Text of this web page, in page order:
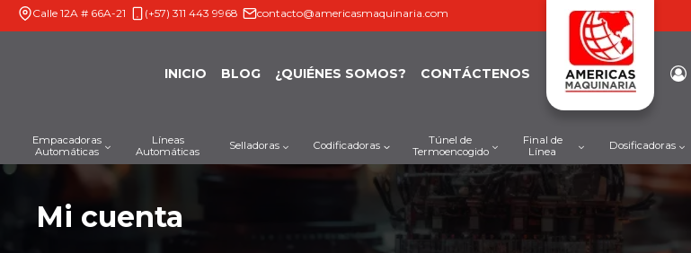
Saltar
al
Calle 12A # 66A-21 (+57) 311 443 9968 contacto@americasmaquinaria.com
INICIO BLOG ¿QUIÉNES SOMOS? CONTÁCTENOS
Empacadoras
Automáticas
Líneas
Automáticas
Selladoras Codificadoras
Túnel de
Termoencogido
Final de
Línea
Dosificadoras
Mi cuenta